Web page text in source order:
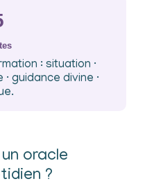
: situation ·
guidance divine ·
oracle
?